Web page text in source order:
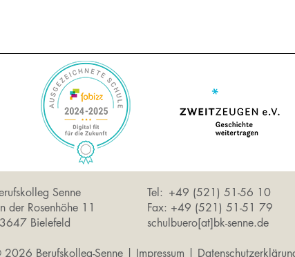
Senne
der Rosenhöhe 11
Bielefeld
Tel: +49 (521) 51-56 10
Fax: +49 (521) 51-51 79
schulbuero[at]bk-senne.de
Berufskolleg-Senne | Impressum |